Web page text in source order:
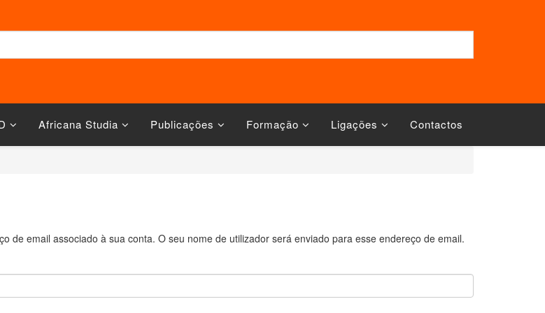
Africana Studia Publicações Formação Ligações Contactos
de email associado à sua conta. O seu nome de utilizador será enviado para esse endereço de email.